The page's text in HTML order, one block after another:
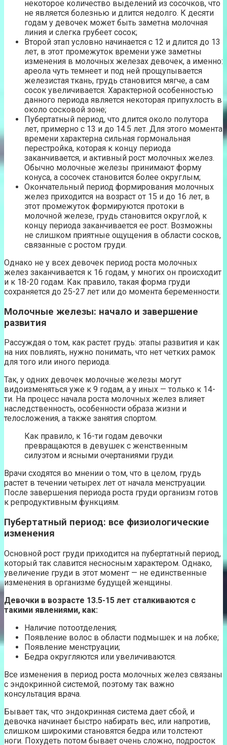
некоторое количество выделений из сосочков, что
не является болезнью и длится недолго. К десяти
годам у девочек может быть заметна молочная
линия и слегка грубеет сосок;
Второй этап условно начинается с 12 и длится до 13
лет, в этот промежуток времени уже заметны
изменения в молочных железах девочек, а именно:
ареола чуть темнеет и под ней прощупывается
железистая ткань, грудь становится мягче, а сам
сосок увеличивается. Характерной особенностью
данного периода является некоторая припухлость в
около сосковой зоне;
Пубертатный период, что длится около полутора
лет, примерно с 13 и до 14.5 лет. Для этого момента
времени характерна сильная гормональная
перестройка, которая к концу периода
заканчивается, и активный рост молочных желез.
Обычно молочные железы принимают форму
конуса, а сосочек становится более округлым;
Окончательный период формирования молочных
желез приходится на возраст от 15 и до 16 лет, в
этот промежуток формируются протоки в
молочной железе, грудь становится округлой, к
концу периода заканчивается ее рост. Возможны
не слишком приятные ощущения в области сосков,
связанные с ростом груди.
Однако не у всех девочек период роста молочных
желез заканчивается к 16 годам, у многих он происходит
и к 18-20 годам. Как правило, такая форма груди
сохраняется до 25-27 лет или до момента беременности.
Молочные железы: начало и завершение
развития
Рассуждая о том, как растет грудь: этапы развития и как
на них повлиять, нужно понимать, что нет четких рамок
для того или иного периода.
Так, у одних девочек молочные железы могут
видоизменяться уже к 9 годам, а у иных — только к 14-
ти. На процесс начала роста молочных желез влияет
наследственность, особенности образа жизни и
телосложения, а также занятия спортом.
Как правило, к 16-ти годам девочки
превращаются в девушек с женственным
силуэтом и ясными очертаниями груди.
Врачи сходятся во мнении о том, что в целом, грудь
растет в течении четырех лет от начала менструации.
После завершения периода роста груди организм готов
к репродуктивным функциям.
Пубертатный период: все физиологические
изменения
Основной рост груди приходится на пубертатный период,
который так славится несносным характером. Однако,
увеличение груди в этот момент — не единственные
изменения в организме будущей женщины.
Девочки в возрасте 13.5-15 лет сталкиваются с
такими явлениями, как:
Наличие потоотделения;
Появление волос в области подмышек и на лобке;
Появление менструации;
Бедра округляются или увеличиваются.
Все изменения в период роста молочных желез связаны
с эндокринной системой, поэтому так важно
консультация врача.
Бывает так, что эндокринная система дает сбой, и
девочка начинает быстро набирать вес, или напротив,
слишком широкими становятся бедра или толстеют
ноги. Похудеть потом бывает очень сложно, подросток